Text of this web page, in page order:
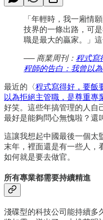
「年輕時，我一廂情
技界的一條出路，可
職是最大的贏家。」
── 商業周刊： 程式寫
程師的告白：我曾以
最近的〈程式寫得好，要飯
以為拒絕主管職，是尊重專
好笑。這些年搞管理的人自
最好是能夠問心無愧啦？還
這讓我想起中國最後一個
末年，裡面還是有一些人，
如何就是要去做官。
所有專業都需要持續精進
淺碟型的科技公司能持續多